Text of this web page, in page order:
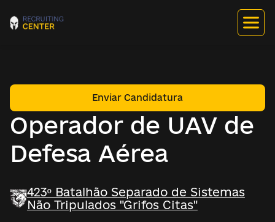
Operador de UAV de
Defesa Aérea
Enviar Candidatura
423º Batalhão Separado de Sistemas
Não Tripulados "Grifos Citas"